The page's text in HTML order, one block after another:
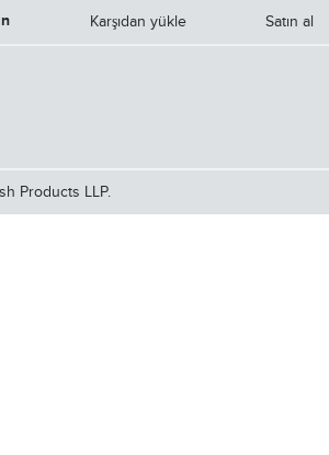
Karşıdan yükle Satın al
Products LLP.